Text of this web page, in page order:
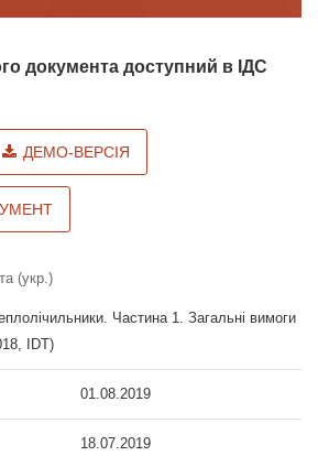
документа доступний в ІДС
ДЕМО-ВЕРСІЯ
(укр.)
Частина 1. Загальні вимоги
IDT)
01.08.2019
18.07.2019